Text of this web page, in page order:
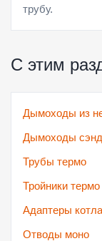
трубу.
С этим
Дымоходы из
Дымоходы
Трубы термо
Тройники термо
Адаптеры котла
Отводы моно